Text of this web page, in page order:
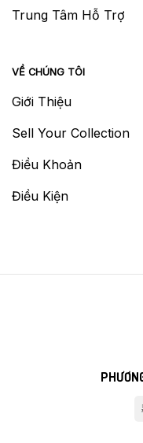
Trung Tâm Hỗ Trợ
VỀ CHÚNG TÔI
Giới Thiệu
Sell Your Collection
Điều Khoản
Điều Kiện